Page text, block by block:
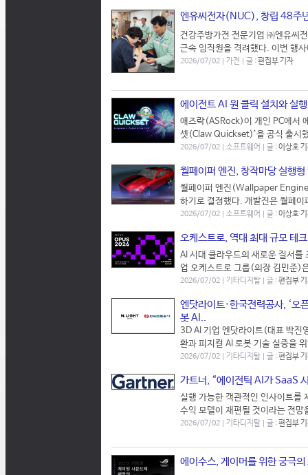
엔유씨전자(NUC), 창립 48주
건강주방가전 전문기업 ㈜엔유씨
근속 임직원을 격려했다. 이번 행
2026/07/02 | 가전 | 글 :편집부 기자
에이전트 AI 원 클릭 설치와 실
애즈락(ASRock)이 개인 PC에서
셋(Claw Quickset)’을 공식 출시
2026/07/02 | 소프트웨어 | 글 :이상호
월페이퍼 엔진, 창작마당 실행
월페이퍼 엔진(Wallpaper
하기로 결정했다. 개발진은 월페
2026/07/02 | 소프트웨어 | 글 :이상호
오케스트로, 역대 최대 규모 테
AI 시대 클라우드의 새로운 질서를
업 오케스트로 그룹(의장 김민준)
2026/07/02 | 기타디지탈 | 글 :편집부
엔닷라이트·한국전력공사, ‘오
봇 AI..
3D AI 기업 엔닷라이트(대표 박진
환과 피지컬 AI 로봇 기술 실증을
2026/07/02 | 기타디지탈 | 글 :편집부
가트너, “에이전틱 AI가 SaaS
실행 가능한 객관적인 인사이트
수익 모델이 재편될 것이라는 전
2026/07/02 | 기타디지탈 | 글 :편집부
에이수스, 게이머를 위한 궁극